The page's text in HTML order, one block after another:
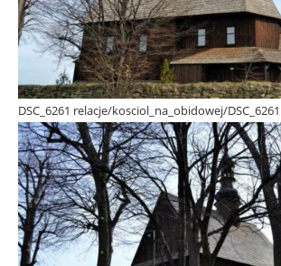
DSC_6261 relacje/kosciol_na_obidowej/DSC_6261